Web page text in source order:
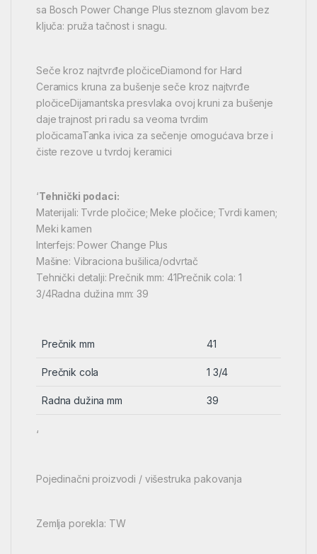
sa Bosch Power Change Plus steznom glavom bez
ključa: pruža tačnost i snagu.
Seče kroz najtvrđe pločiceDiamond for Hard
Ceramics kruna za bušenje seče kroz najtvrđe
pločiceDijamantska presvlaka ovoj kruni za bušenje
daje trajnost pri radu sa veoma tvrdim
pločicamaTanka ivica za sečenje omogućava brze i
čiste rezove u tvrdoj keramici
‘Tehnički podaci:
Materijali: Tvrde pločice; Meke pločice; Tvrdi kamen;
Meki kamen
Interfejs: Power Change Plus
Mašine: Vibraciona bušilica/odvrtač
Tehnički detalji: Prečnik mm: 41Prečnik cola: 1
3/4Radna dužina mm: 39
Prečnik mm 41
Prečnik cola 1 3/4
Radna dužina mm 39
‘
Pojedinačni proizvodi / višestruka pakovanja
Zemlja porekla: TW